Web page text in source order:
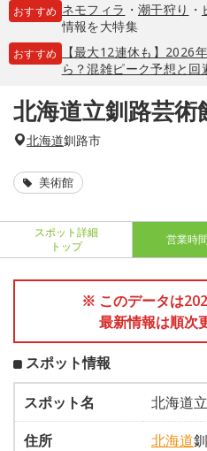
おすすめ ネモフィラ ・ 潮干狩り ・
情報を大特集
おすすめ
【最大12連休も】2026
ら？混雑ピーク予想と回
北海道立釧路芸術
北海道釧路市
美術館
スポット詳細
トップ
営業時
※ このデータは
最新情報は順次
スポット情報
スポット名
北海道
住所
北海道